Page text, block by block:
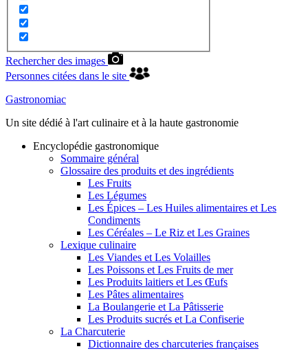
Rechercher des images
Personnes citées dans le site
Gastronomiac
Un site dédié à l'art culinaire et à la haute gastronomie
Encyclopédie gastronomique
Sommaire général
Glossaire des produits et des ingrédients
Les Fruits
Les Légumes
Les Épices – Les Huiles alimentaires et Les
Condiments
Les Céréales – Le Riz et Les Graines
Lexique culinaire
Les Viandes et Les Volailles
Les Poissons et Les Fruits de mer
Les Produits laitiers et Les Œufs
Les Pâtes alimentaires
La Boulangerie et La Pâtisserie
Les Produits sucrés et La Confiserie
La Charcuterie
Dictionnaire des charcuteries françaises